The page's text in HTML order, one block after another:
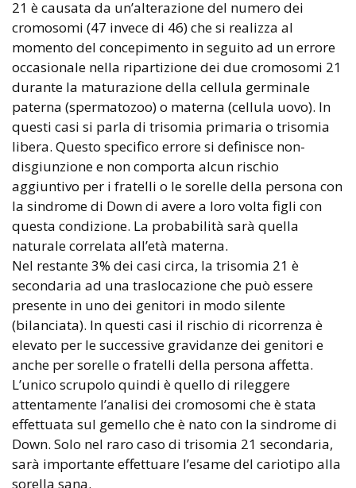
21 è causata da un’alterazione del numero dei
cromosomi (47 invece di 46) che si realizza al
momento del concepimento in seguito ad un errore
occasionale nella ripartizione dei due cromosomi 21
durante la maturazione della cellula germinale
paterna (spermatozoo) o materna (cellula uovo). In
questi casi si parla di trisomia primaria o trisomia
libera. Questo specifico errore si definisce non-
disgiunzione e non comporta alcun rischio
aggiuntivo per i fratelli o le sorelle della persona con
la sindrome di Down di avere a loro volta figli con
questa condizione. La probabilità sarà quella
naturale correlata all’età materna.
Nel restante 3% dei casi circa, la trisomia 21 è
secondaria ad una traslocazione che può essere
presente in uno dei genitori in modo silente
(bilanciata). In questi casi il rischio di ricorrenza è
elevato per le successive gravidanze dei genitori e
anche per sorelle o fratelli della persona affetta.
L’unico scrupolo quindi è quello di rileggere
attentamente l’analisi dei cromosomi che è stata
effettuata sul gemello che è nato con la sindrome di
Down. Solo nel raro caso di trisomia 21 secondaria,
sarà importante effettuare l’esame del cariotipo alla
sorella sana.